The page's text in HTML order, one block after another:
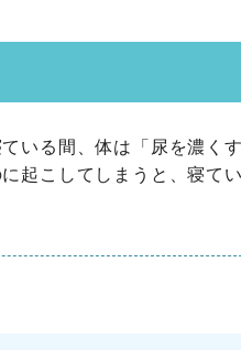
いる間、体は「尿を濃く
起こしてしまうと、寝て